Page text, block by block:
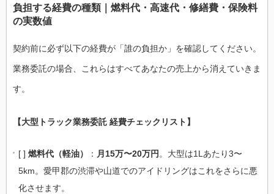
負担する経費の種類｜燃料代・高速代・修繕費・保険料
の実数値
契約前に必ず以下の経費が「誰の負担か」を確認してください。
業務委託の場合、これらはすべてあなたの売上から消えていきま
す。
【大型トラック業務委託 経費チェックリスト】
[ ] 燃料代（軽油） ： 月15万〜20万円 。大型は1Lあたり3〜
5km。愛甲郡の渋滞や山道でのアイドリングはこれをさらに悪
化させます。